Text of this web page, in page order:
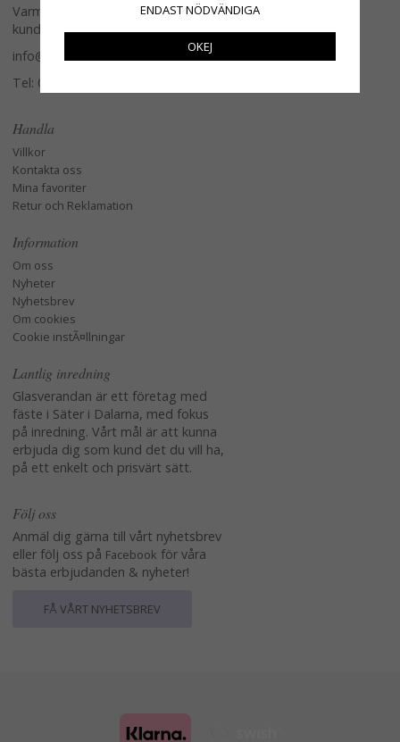
Varmt välkommen att kontakta vår
kundtjänst.
info@glasverandan.se
Tel: 079-3495968
Handla
Villkor
Kontakta oss
Mina favoriter
Retur och Reklamation
Information
Om oss
Nyheter
Nyhetsbrev
Om cookies
Cookie instÃ¤llningar
Lantlig inredning
Glasverandan är ett företag med
fäste i Säter i Dalarna, med fokus
på inredning. Vårt mål är att kunna
erbjuda dig som kund det du vill ha,
på ett enkelt och prisvärt sätt.
Följ oss
Anmäl dig gärna till vårt nyhetsbrev
eller följ oss på Facebook för våra
bästa erbjudanden & nyheter!
FÅ VÅRT NYHETSBREV
ENDAST NÖDVÄNDIGA
OKEJ